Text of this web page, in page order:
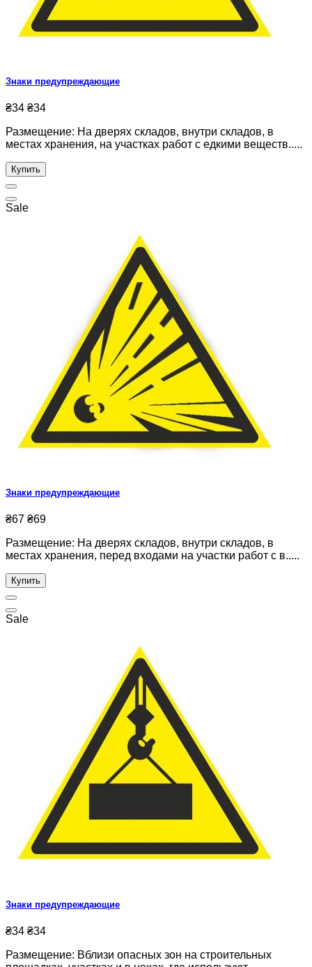
Знаки предупреждающие
₴34 ₴34
Размещение: На дверях складов, внутри складов, в
местах хранения, на участках работ с едкими веществ.....
Купить
Sale
Знаки предупреждающие
₴67 ₴69
Размещение: На дверях складов, внутри складов, в
местах хранения, перед входами на участки работ с в.....
Купить
Sale
Знаки предупреждающие
₴34 ₴34
Размещение: Вблизи опасных зон на строительных